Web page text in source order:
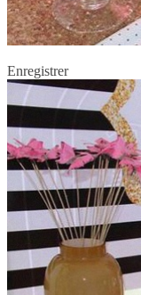
Enregistrer